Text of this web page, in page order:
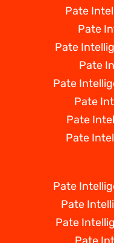
Pate
Pate
Pate
Pate
Pate
Pate
Pate
Pate
Pate
Pate
Pate